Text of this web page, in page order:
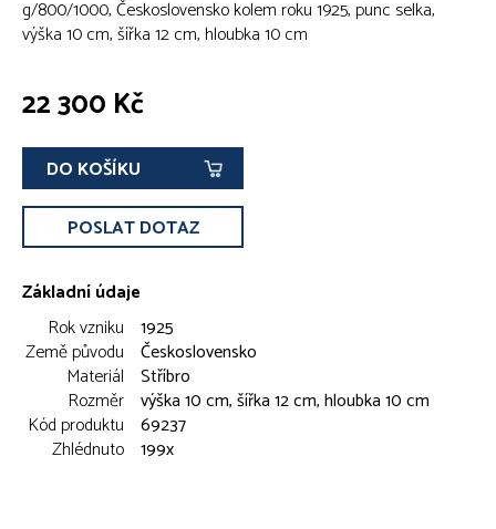
g/800/1000, Československo kolem roku 1925, punc selka,
výška 10 cm, šířka 12 cm, hloubka 10 cm
22 300 Kč
DO KOŠÍKU
POSLAT DOTAZ
Základní údaje
Rok vzniku 1925
Země původu Československo
Materiál Stříbro
Rozměr výška 10 cm, šířka 12 cm, hloubka 10 cm
Kód produktu 69237
Zhlédnuto 199x